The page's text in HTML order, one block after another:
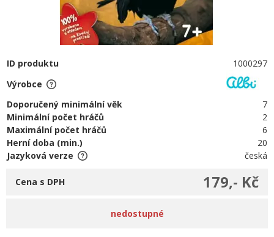
ID produktu
1000297
Výrobce
Doporučený minimální věk
7
Minimální počet hráčů
2
Maximální počet hráčů
6
Herní doba (min.)
20
Jazyková verze
česká
179,- Kč
Cena s DPH
nedostupné